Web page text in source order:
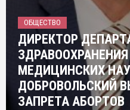
ОБЩЕСТВО
ДИРЕКТОР
МЕДИЦИНСКИХ
ДОБРОВОЛЬСКИЙ
ЗАПРЕТА АБОРТОВ